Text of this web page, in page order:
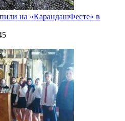
на «КарандашФесте» в